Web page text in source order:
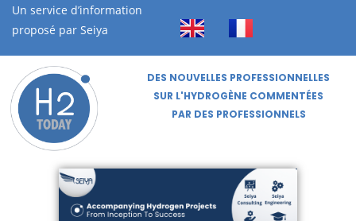
Un service d’information
proposé par Seiya
DES NOUVELLES PROFESSIONNELLES
SUR L'HYDROGÈNE COMMENTÉES
PAR DES PROFESSIONNELS